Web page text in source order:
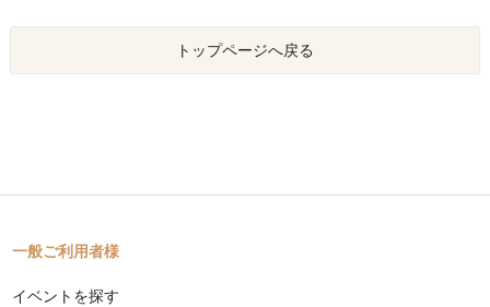
トップページへ戻る
一般ご利用者様
イベントを探す